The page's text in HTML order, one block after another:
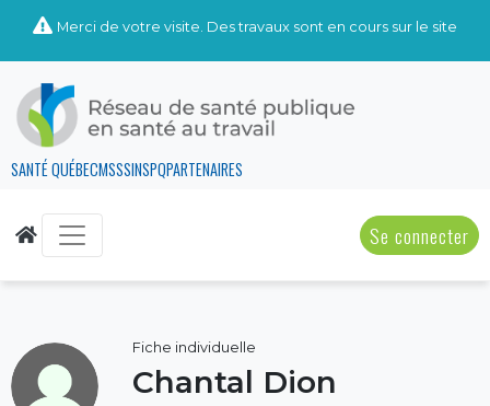
Merci de votre visite. Des travaux sont en cours sur le site
SANTÉ QUÉBECMSSSINSPQPARTENAIRES
Se connecter
Fiche individuelle
Chantal Dion